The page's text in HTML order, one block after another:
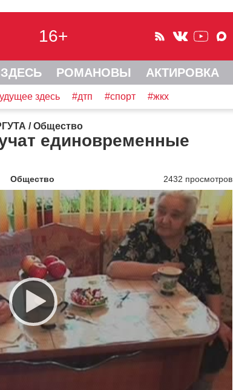
16+
РОМАНОВЫ АКТИРОВКА
здесь #дтп #спорт #жкх
/Общество
единовременные
Общество 2432 просмотров